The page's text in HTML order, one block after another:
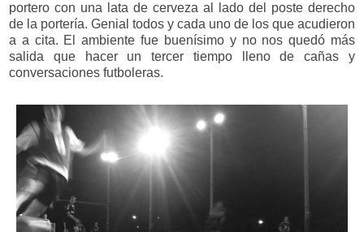
portero con una lata de cerveza al lado del poste derecho
de la portería. Genial todos y cada uno de los que acudieron
a a cita. El ambiente fue buenísimo y no nos quedó más
salida que hacer un tercer tiempo lleno de cañas y
conversaciones futboleras.